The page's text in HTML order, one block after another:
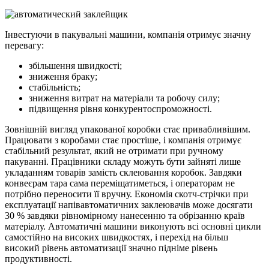
Інвестуючи в пакувальні машини, компанія отримує значну
перевагу:
збільшення швидкості;
зниження браку;
стабільність;
зниження витрат на матеріали та робочу силу;
підвищення рівня конкурентоспроможності.
Зовнішній вигляд упакованої коробки стає привабливішим.
Працювати з коробами стає простіше, і компанія отримує
стабільний результат, який не отримати при ручному
пакуванні. Працівники складу можуть бути зайняті лише
укладанням товарів замість склеювання коробок. Завдяки
конвеєрам тара сама переміщатиметься, і операторам не
потрібно переносити її вручну. Економія скотч-стрічки при
експлуатації напівавтоматичних заклеювачів може досягати
30 % завдяки рівномірному нанесенню та обрізанню країв
матеріалу. Автоматичні машини виконують всі основні цикли
самостійно на високих швидкостях, і перехід на більш
високий рівень автоматизації значно підніме рівень
продуктивності.